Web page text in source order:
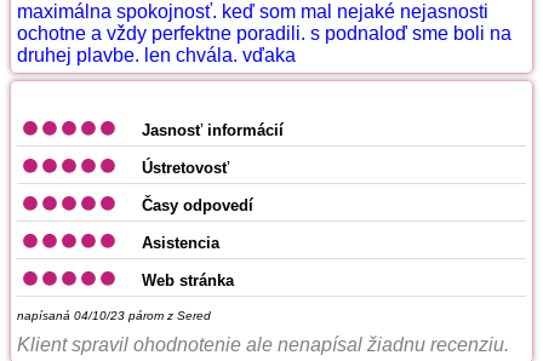
maximálna spokojnosť. keď som mal nejaké nejasnosti
ochotne a vždy perfektne poradili. s podnaloď sme boli na
druhej plavbe. len chvála. vďaka
Jasnosť informácií
Ústretovosť
Časy odpovedí
Asistencia
Web stránka
napísaná 04/10/23 párom z Sered
Klient spravil ohodnotenie ale nenapísal žiadnu recenziu.